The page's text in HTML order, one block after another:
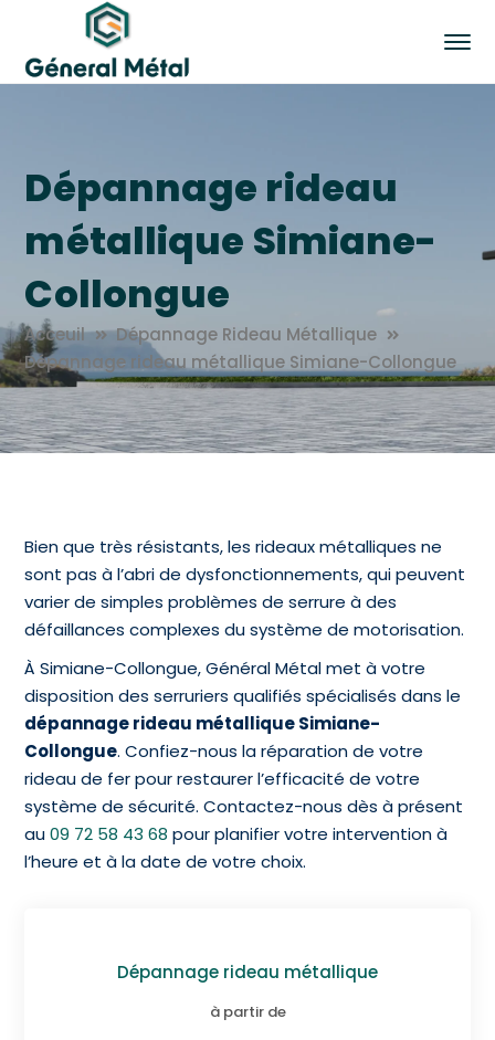
Dépannage rideau
métallique Simiane-
Collongue
Acceuil
Dépannage Rideau Métallique
Dépannage rideau métallique Simiane-Collongue
Bien que très résistants, les rideaux métalliques ne
sont pas à l’abri de dysfonctionnements, qui peuvent
varier de simples problèmes de serrure à des
défaillances complexes du système de motorisation.
À Simiane-Collongue, Général Métal met à votre
disposition des serruriers qualifiés spécialisés dans le
dépannage rideau métallique Simiane-
Collongue. Confiez-nous la réparation de votre
rideau de fer pour restaurer l’efficacité de votre
système de sécurité. Contactez-nous dès à présent
au09 72 58 43 68 pour planifier votre intervention à
l’heure et à la date de votre choix.
Dépannage rideau métallique
à partir de